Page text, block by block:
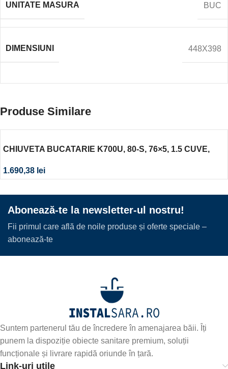
UNITATE MASURA BUC
DIMENSIUNI 448X398
Produse Similare
CHIUVETA BUCATARIE K700U, 80-S, 76×5, 1.5 CUVE,
1.690,38 lei
Abonează-te la newsletter-ul nostru!
Fii primul care află de noile produse și oferte speciale –
abonează-te
Suntem partenerul tău de încredere în amenajarea băii. Îți
punem la dispoziție obiecte sanitare premium, soluții
funcționale și livrare rapidă oriunde în țară.
Link-uri utile